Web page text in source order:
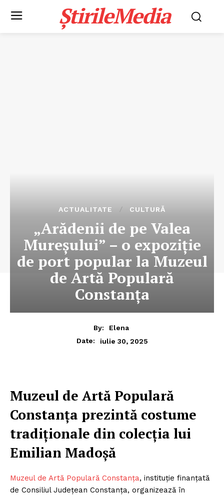
ȘtirileMedia
ACTUALITATE CULTURĂ
„Arădenii de pe Valea
Mureșului” – o expoziție
de port popular la Muzeul
de Artă Populară
Constanța
By:
Elena
Date:
iulie 30, 2025
Muzeul de Artă Populară
Constanța prezintă costume
tradiționale din colecția lui
Emilian Madoșă
Muzeul de Artă Populară Constanța, instituție finanțată
de Consiliul Județean Constanța, organizează în